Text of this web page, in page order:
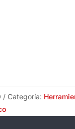
Categoría: